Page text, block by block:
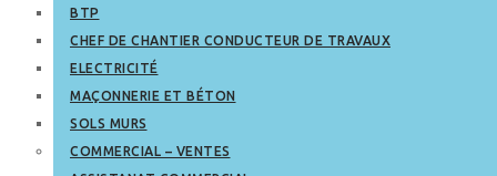
BTP
CHEF DE CHANTIER CONDUCTEUR DE TRAVAUX
ELECTRICITÉ
MAÇONNERIE ET BÉTON
SOLS MURS
COMMERCIAL – VENTES